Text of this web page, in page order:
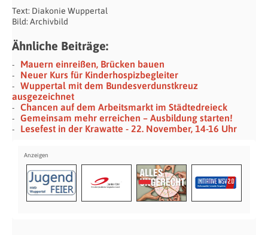
Text: Diakonie Wuppertal
Bild: Archivbild
Ähnliche Beiträge:
Mauern einreißen, Brücken bauen
Neuer Kurs für Kinderhospizbegleiter
Wuppertal mit dem Bundesverdunstkreuz
ausgezeichnet
Chancen auf dem Arbeitsmarkt im Städtedreieck
Gemeinsam mehr erreichen – Ausbildung starten!
Lesefest in der Krawatte - 22. November, 14-16 Uhr